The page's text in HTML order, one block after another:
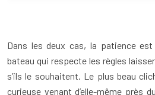
Dans les deux cas, la patience
bateau qui respecte les règles
s’ils le souhaitent. Le plus beau
curieuse venant d’elle-même près